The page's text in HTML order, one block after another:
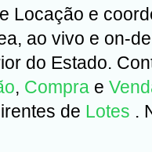
Locação e
ao vivo e on-
do Estado.
, Compra e
de Lotes .